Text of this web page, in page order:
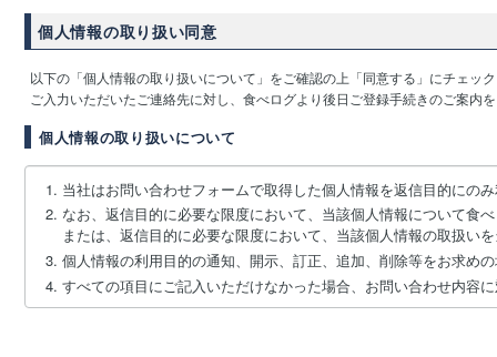
個人情報の取り扱い同意
以下の「個人情報の取り扱いについて」をご確認の上「同意する」にチェッ
ご入力いただいたご連絡先に対し、食べログより後日ご登録手続きのご案内
個人情報の取り扱いについて
当社はお問い合わせフォームで取得した個人情報を返信目的にの
なお、返信目的に必要な限度において、当該個人情報について食
または、返信目的に必要な限度において、当該個人情報の取扱い
個人情報の利用目的の通知、開示、訂正、追加、削除等をお求め
すべての項目にご記入いただけなかった場合、お問い合わせ内容